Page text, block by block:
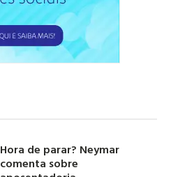
Hora de parar? Neymar
comenta sobre